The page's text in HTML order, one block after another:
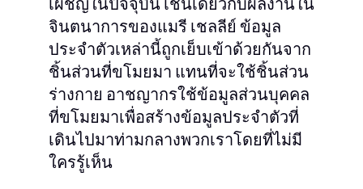
จินตนาการของแมรี เชลลีย์ ข้อมูล
ประจำตัวเหล่านี้ถูกเย็บเข้าด้วยกันจาก
ชิ้นส่วนที่ขโมยมา แทนที่จะใช้ชิ้นส่วน
ร่างกาย อาชญากรใช้ข้อมูลส่วนบุคคล
ที่ขโมยมาเพื่อสร้างข้อมูลประจำตัวที่
เดินไปมาท่ามกลางพวกเราโดยที่ไม่มี
ใครรู้เห็น